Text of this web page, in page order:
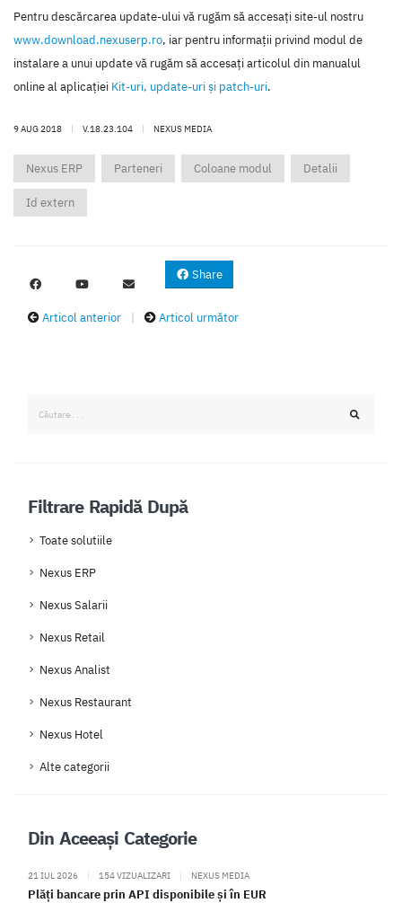
Pentru descărcarea update-ului vă rugăm să accesaţi site-ul nostru
www.download.nexuserp.ro, iar pentru informaţii privind modul de
instalare a unui update vă rugăm să accesaţi articolul din manualul
online al aplicaţiei Kit-uri, update-uri şi patch-uri.
9 AUG 2018 | V.18.23.104 | NEXUS MEDIA
Nexus ERP Parteneri Coloane modul Detalii
Id extern
Share
Articol anterior | Articol următor
Filtrare Rapidă După
Toate solutiile
Nexus ERP
Nexus Salarii
Nexus Retail
Nexus Analist
Nexus Restaurant
Nexus Hotel
Alte categorii
Din Aceeași Categorie
21 IUL 2026 | 154 VIZUALIZARI | NEXUS MEDIA
Plăți bancare prin API disponibile și în EUR